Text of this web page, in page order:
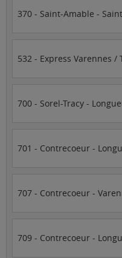
370 - Saint-Amable -
532 - Express Varennes /
700 - Sorel-Tracy -
701 - Contrecoeur -
707 - Contrecoeur -
709 - Contrecoeur -